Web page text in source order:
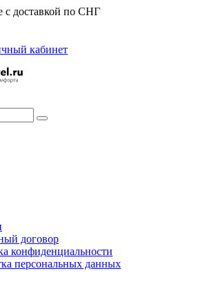
с доставкой по СНГ
кабинет
договор
конфиденциальности
персональных данных